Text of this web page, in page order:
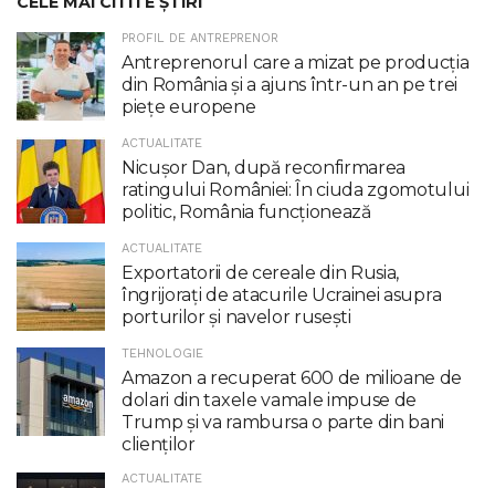
PROFIL DE ANTREPRENOR
Antreprenorul care a mizat pe producția
din România și a ajuns într-un an pe trei
piețe europene
ACTUALITATE
Nicuşor Dan, după reconfirmarea
ratingului României: În ciuda zgomotului
politic, România funcţionează
ACTUALITATE
Exportatorii de cereale din Rusia,
îngrijorați de atacurile Ucrainei asupra
porturilor și navelor rusești
TEHNOLOGIE
Amazon a recuperat 600 de milioane de
dolari din taxele vamale impuse de
Trump şi va rambursa o parte din bani
clienţilor
ACTUALITATE